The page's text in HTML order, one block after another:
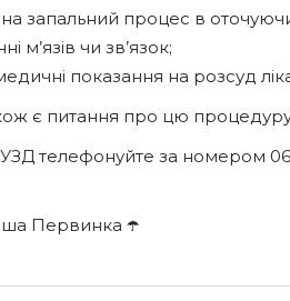
запальний процес в
м’язів чи зв’язок;
показання на розсуд
є питання про цю процедуру
телефонуйте за номером
Первинка ☂️